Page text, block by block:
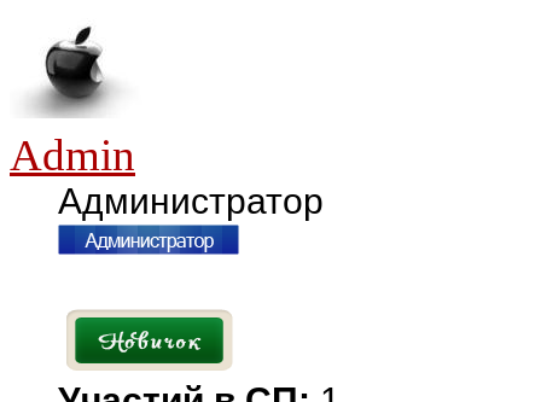
Admin
Администратор